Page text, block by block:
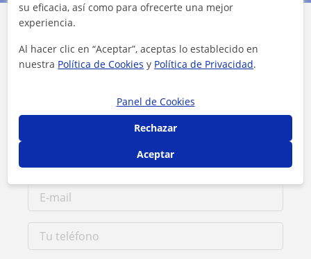
su eficacia, así como para ofrecerte una mejor
experiencia.
Al hacer clic en “Aceptar”, aceptas lo establecido en
nuestra Política de Cookies y Política de Privacidad.
Panel de Cookies
Rechazar
Aceptar